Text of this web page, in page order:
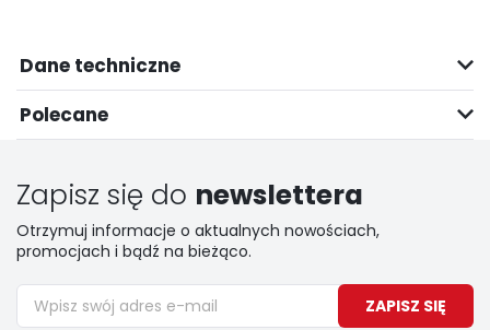
Dane techniczne
Polecane
Zapisz się do newslettera
Otrzymuj informacje o aktualnych nowościach,
promocjach i bądź na bieżąco.
ZAPISZ SIĘ